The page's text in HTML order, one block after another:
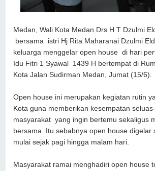
Medan, Wali Kota Medan Drs H T Dzulmi
bersama istri Hj Rita Maharanai Dzulmi
keluarga menggelar open house di hari
Idu Fitri 1 Syawal 1439 H bertempat di
Kota Jalan Sudirman Medan, Jumat (15/6).
Open house ini merupakan kegiatan rutin
Kota guna memberikan kesempatan
masyarakat yang ingin bertemu sekaligus
bersama. Itu sebabnya open house digelar
mulai sejak pagi hingga malam hari.
Masyarakat ramai menghadiri open house